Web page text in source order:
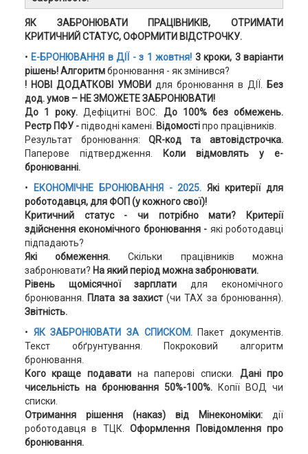
ЯК ЗАБРОНЮВАТИ ПРАЦІВНИКІВ, ОТРИМАТИ
КРИТИЧНИЙ СТАТУС, ОФОРМИТИ ВІДСТРОЧКУ.
• Е-БРОНЮВАННЯ в ДІЇ - з 1 жовтня! 3 кроки, 3 варіанти
рішень!Алгоритмбронювання - як змінився?
! НОВІ ДОДАТКОВІ УМОВИ для бронювання в ДІЇ.
Без
дод. умов – НЕ ЗМОЖЕТЕ ЗАБРОНЮВАТИ!
До 1 року. Дефіцитні ВОС. До 100% без обмежень.
Рестр ПФУ -підводні камені. Відомостіпро працівників.
Результат бронювання:QR-код та автовідстрочка.
Паперове підтвердження.
Коли відмовлять у е-
бронюванні.
•
ЕКОНОМІЧНЕ БРОНЮВАННЯ - 2025. Які критерії для
роботодавця, для ФОП (у кожного свої)!
Критичний статус - чи потрібно мати?
Критерії
здійснення економічного бронювання - які роботодавці
підпадають?
Які обмеження.Скільки працівників можна
забронювати? На який період можна забронювати.
Рівень щомісячної зарплати для економічного
бронювання.
Плата за захист(чи TAX за бронювання).
Звітність.
• ЯК ЗАБРОНЮВАТИ ЗА СПИСКОМ. Пакет документів.
Текст обґрунтування. Покроковий алгоритм
бронювання.
Кого краще подавати на паперові списки.
Дані про
чисельність на бронювання 50%-100%.
Копії ВОД чи
списки.
Отримання рішення (наказ) від Мінекономіки: дії
роботодавця в ТЦК.Оформлення Повідомлення про
бронювання.